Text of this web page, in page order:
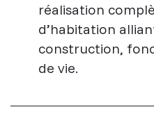
réalisation
d’habitation
construction,
de vie.